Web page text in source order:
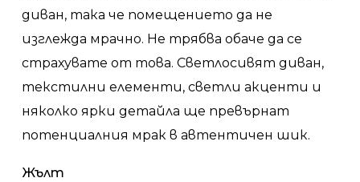
диван, така че помещението да не
изглежда мрачно. Не трябва обаче да се
страхувате от това. Светлосивят диван,
текстилни елементи, светли акценти и
няколко ярки детайла ще превърнат
потенциалния мрак в автентичен шик.
Жълт